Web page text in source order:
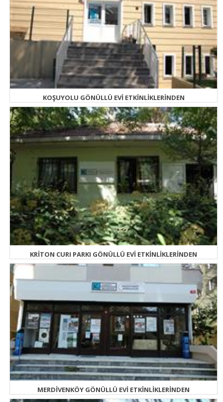
KOŞUYOLU GÖNÜLLÜ EVİ ETKİNLİKLERİNDEN
KRİTON CURI PARKI GÖNÜLLÜ EVİ ETKİNLİKLERİNDEN
MERDİVENKÖY GÖNÜLLÜ EVİ ETKİNLİKLERİNDEN